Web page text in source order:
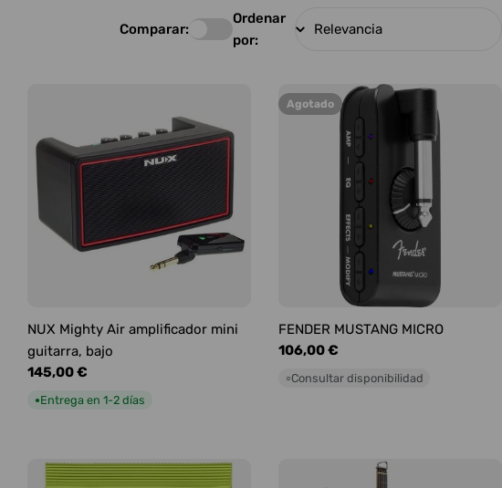
Comparar:
Ordenar
por:
NUX Mighty Air amplificador mini
guitarra, bajo
Precio
habitual
145,00 €
●Entrega en 1-2 días
Agotado
FENDER MUSTANG MICRO
Precio
habitual
106,00 €
○Consultar disponibilidad